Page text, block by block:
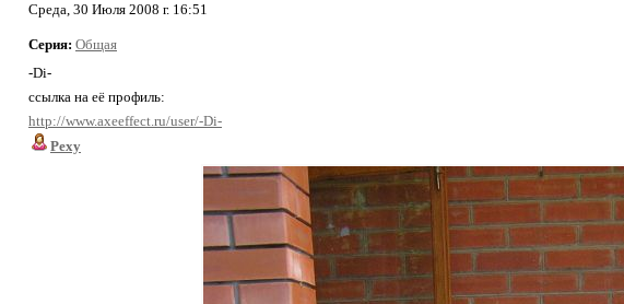
Среда, 30 Июля 2008 г. 16:51
Серия: Общая
-Di-
ссылка на её профиль:
http://www.axeeffect.ru/user/-Di-
Pexy